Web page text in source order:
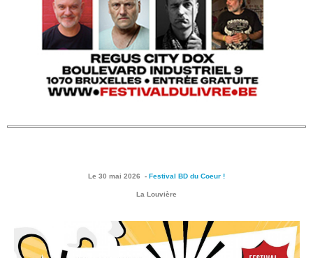
Le 30 mai 2026 - Festival BD du Coeur !
La Louvière